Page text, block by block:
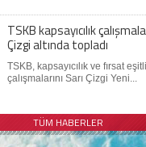
TSKB kapsayıcılık
Çizgi altında topladı
TSKB, kapsayıcılık ve fırsat
çalışmalarını Sarı Çizgi Yeni...
TÜM HABERLER